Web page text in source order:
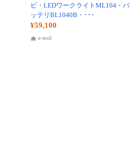
ビ・LEDワークライトML104・バ
ッテリBL1040B・･･･
¥59,100
e-tool